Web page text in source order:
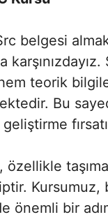
belgesi
teorik
Bu
özellikle
Kursumuz,
önemli bir